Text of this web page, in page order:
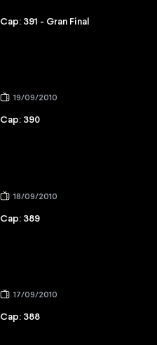
Cap: 391 - Gran Final
19/09/2010
Cap: 390
18/09/2010
Cap: 389
17/09/2010
Cap: 388